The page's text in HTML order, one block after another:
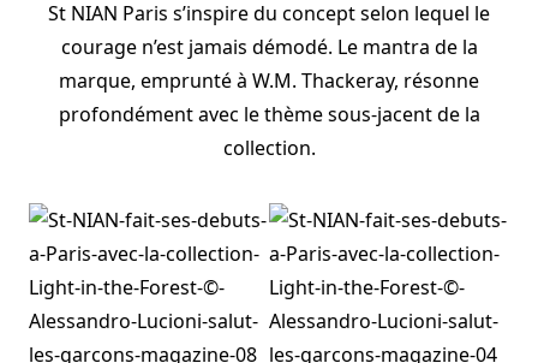
St NIAN Paris s’inspire du concept selon lequel le
courage n’est jamais démodé. Le mantra de la
marque, emprunté à W.M. Thackeray, résonne
profondément avec le thème sous-jacent de la
collection.